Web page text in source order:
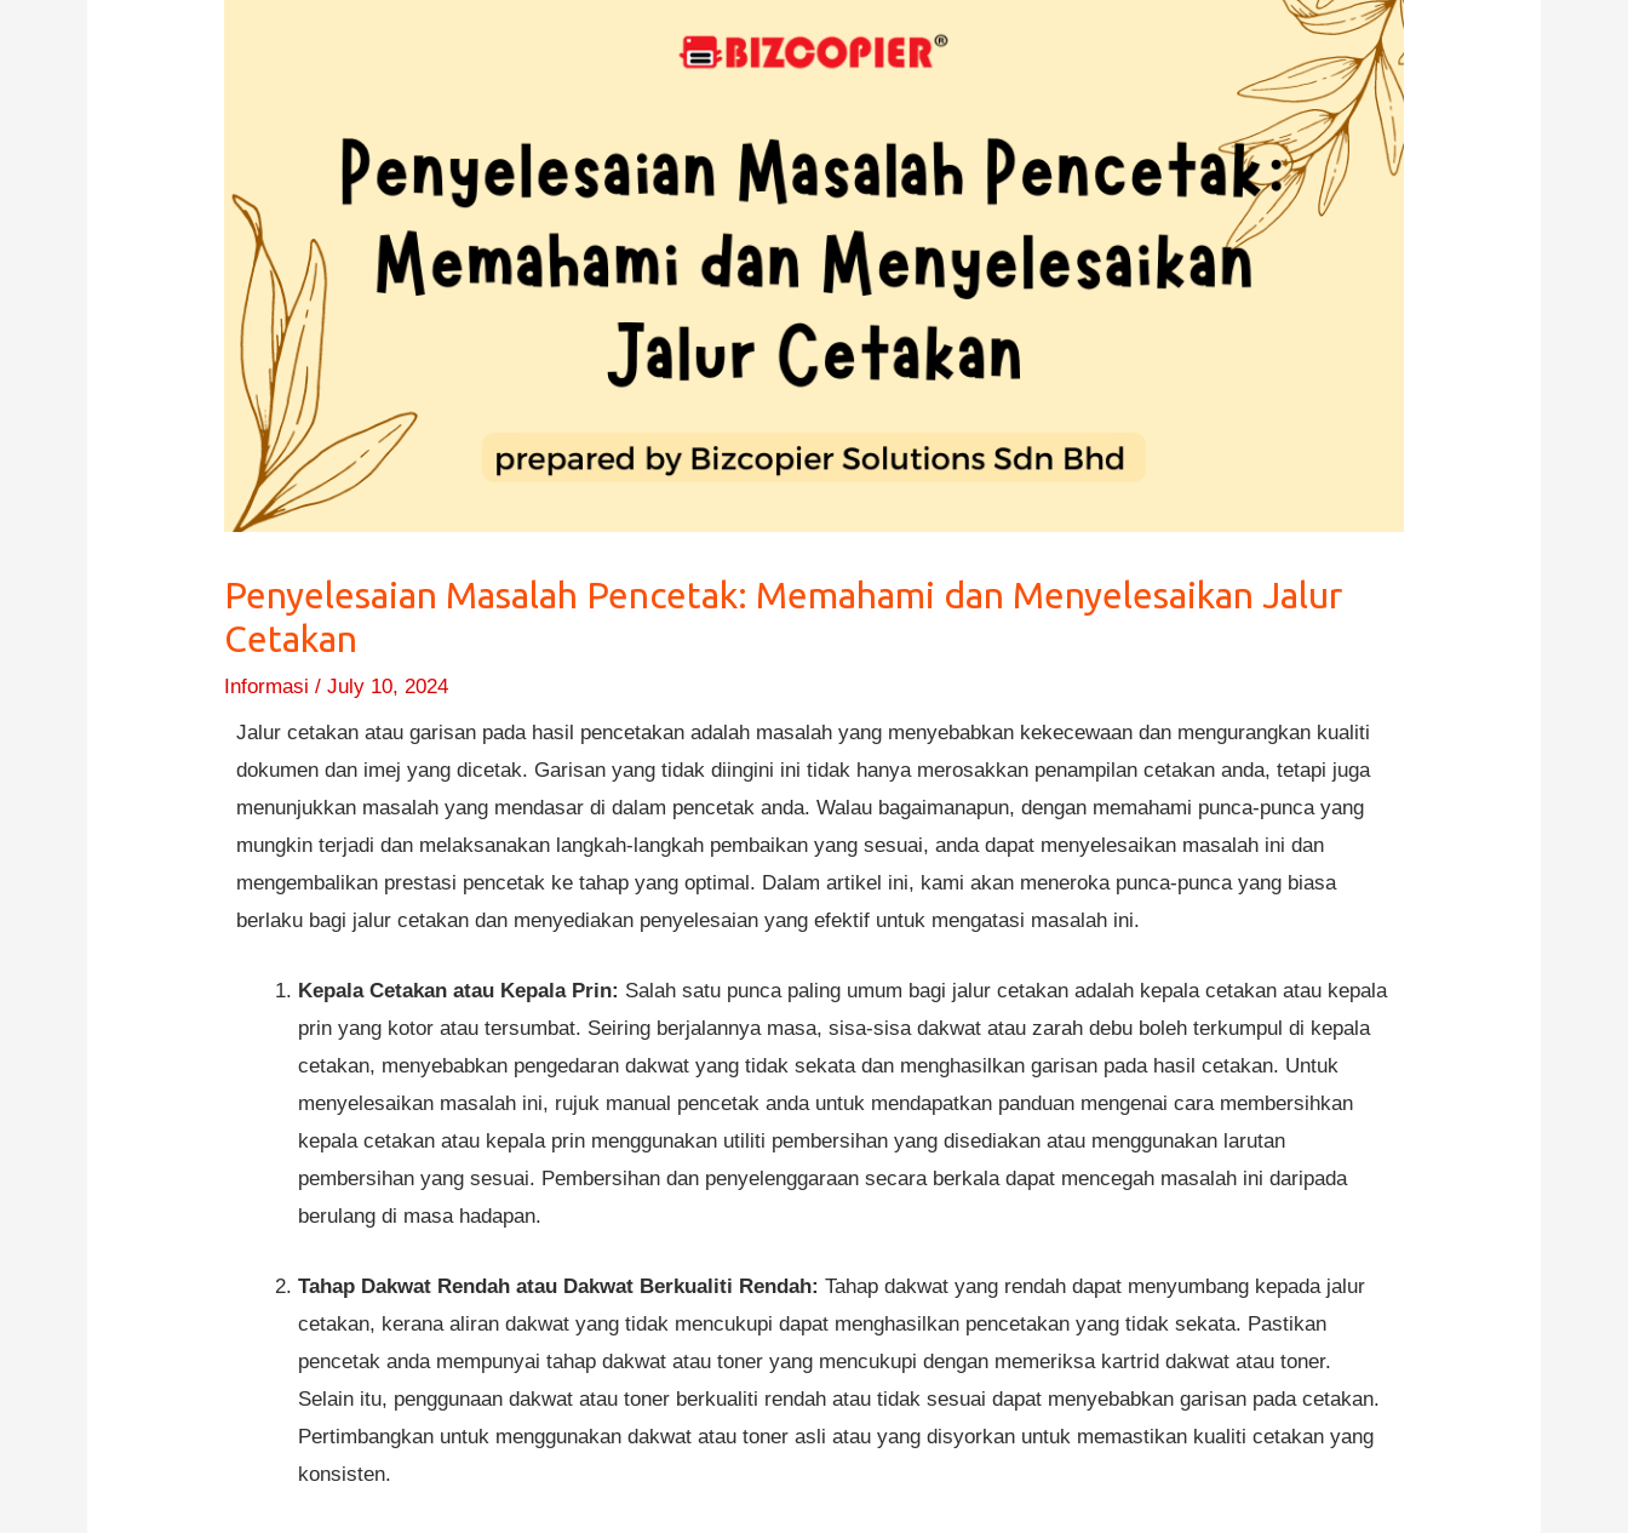
Penyelesaian Masalah Pencetak: Memahami dan Menyelesaikan Jalur
Cetakan
Informasi /July 10, 2024
Jalur cetakan atau garisan pada hasil pencetakan adalah masalah yang menyebabkan kekecewaan dan mengurangkan kualiti
dokumen dan imej yang dicetak. Garisan yang tidak diingini ini tidak hanya merosakkan penampilan cetakan anda, tetapi juga
menunjukkan masalah yang mendasar di dalam pencetak anda. Walau bagaimanapun, dengan memahami punca-punca yang
mungkin terjadi dan melaksanakan langkah-langkah pembaikan yang sesuai, anda dapat menyelesaikan masalah ini dan
mengembalikan prestasi pencetak ke tahap yang optimal. Dalam artikel ini, kami akan meneroka punca-punca yang biasa
berlaku bagi jalur cetakan dan menyediakan penyelesaian yang efektif untuk mengatasi masalah ini.
Kepala Cetakan atau Kepala Prin: Salah satu punca paling umum bagi jalur cetakan adalah kepala cetakan atau kepala
prin yang kotor atau tersumbat. Seiring berjalannya masa, sisa-sisa dakwat atau zarah debu boleh terkumpul di kepala
cetakan, menyebabkan pengedaran dakwat yang tidak sekata dan menghasilkan garisan pada hasil cetakan. Untuk
menyelesaikan masalah ini, rujuk manual pencetak anda untuk mendapatkan panduan mengenai cara membersihkan
kepala cetakan atau kepala prin menggunakan utiliti pembersihan yang disediakan atau menggunakan larutan
pembersihan yang sesuai. Pembersihan dan penyelenggaraan secara berkala dapat mencegah masalah ini daripada
berulang di masa hadapan.
Tahap Dakwat Rendah atau Dakwat Berkualiti Rendah: Tahap dakwat yang rendah dapat menyumbang kepada jalur
cetakan, kerana aliran dakwat yang tidak mencukupi dapat menghasilkan pencetakan yang tidak sekata. Pastikan
pencetak anda mempunyai tahap dakwat atau toner yang mencukupi dengan memeriksa kartrid dakwat atau toner.
Selain itu, penggunaan dakwat atau toner berkualiti rendah atau tidak sesuai dapat menyebabkan garisan pada cetakan.
Pertimbangkan untuk menggunakan dakwat atau toner asli atau yang disyorkan untuk memastikan kualiti cetakan yang
konsisten.